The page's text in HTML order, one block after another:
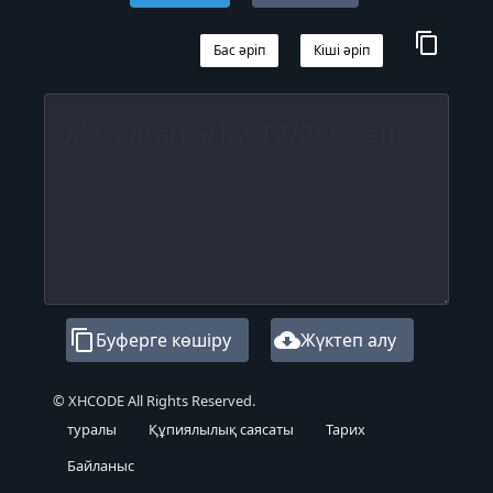
content_copy
Кіші әріп
Бас әріп
content_copyБуферге көшіру cloud_downloadЖүктеп алу
© XHCODE All Rights Reserved.
туралы
Құпиялылық саясаты
Тарих
Байланыс